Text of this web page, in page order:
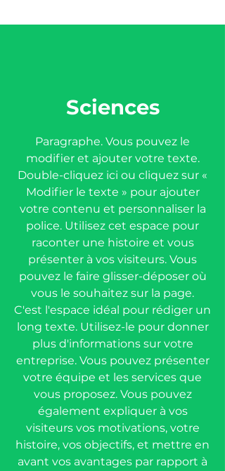
Sciences
Paragraphe. Vous pouvez le
modifier et ajouter votre texte.
Double-cliquez ici ou cliquez sur «
Modifier le texte » pour ajouter
votre contenu et personnaliser la
police. Utilisez cet espace pour
raconter une histoire et vous
présenter à vos visiteurs. Vous
pouvez le faire glisser-déposer où
vous le souhaitez sur la page.
C'est l'espace idéal pour rédiger un
long texte. Utilisez-le pour donner
plus d'informations sur votre
entreprise. Vous pouvez présenter
votre équipe et les services que
vous proposez. Vous pouvez
également expliquer à vos
visiteurs vos motivations, votre
histoire, vos objectifs, et mettre en
avant vos avantages par rapport à